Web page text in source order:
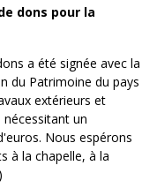
dons pour la
a été signée avec la
du Patrimoine du pays
extérieurs et
un
Nous espérons
à la chapelle, à la